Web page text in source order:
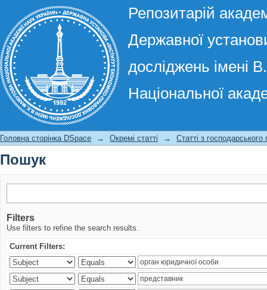
Репозитарій
Державної
досліджень імені
Національної
Пошук
Головна сторінка DSpace → Окремі статті → Статті з господарського
Пошук
Filters
Use filters to refine the search results.
Current Filters: